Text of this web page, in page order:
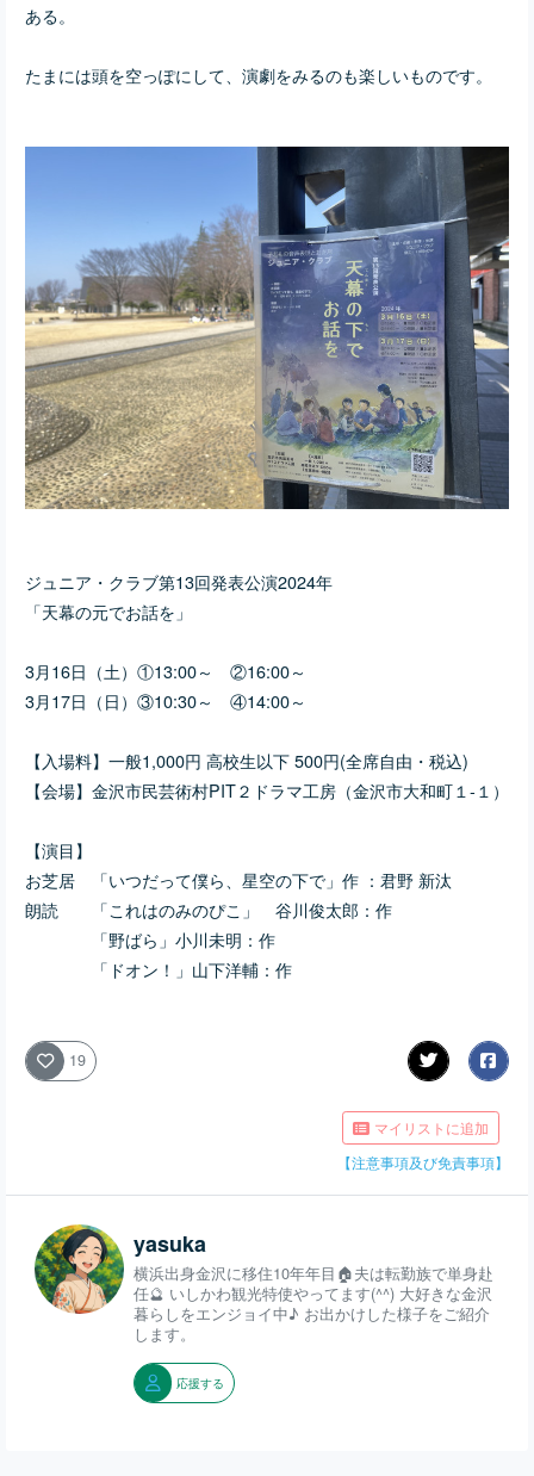
ある。
たまには頭を空っぽにして、演劇をみるのも楽しいものです。
ジュニア・クラブ第13回発表公演2024年
「天幕の元でお話を」
3月16日（土）①13:00～ ②16:00～
3月17日（日）③10:30～ ④14:00～
【入場料】一般1,000円 高校生以下 500円(全席自由・税込)
【会場】金沢市民芸術村PIT２ドラマ工房（金沢市大和町１-１）
【演目】
お芝居 「いつだって僕ら、星空の下で」作 ：君野 新汰
朗読 「これはのみのぴこ」 谷川俊太郎：作
「野ばら」小川未明：作
「ドオン！」山下洋輔：作
19
マイリストに追加
【注意事項及び免責事項】
yasuka
横浜出身金沢に移住10年年目🏠夫は転勤族で単身赴
任🔮 いしかわ観光特使やってます(^^) 大好きな金沢
暮らしをエンジョイ中♪ お出かけした様子をご紹介
します。
応援する